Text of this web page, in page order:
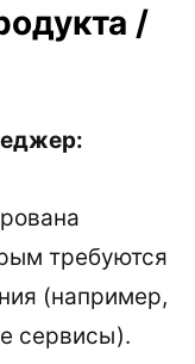
/
требуются
(например,
сервисы).